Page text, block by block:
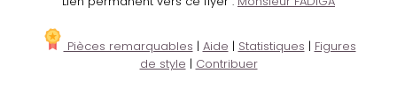
Pièces remarquables | Aide | Statistiques | Figures
de style | Contribuer